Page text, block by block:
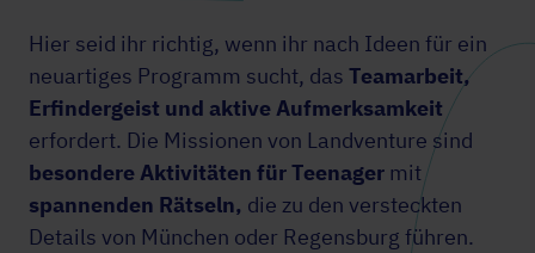
Hier seid ihr richtig, wenn ihr nach Ideen für ein
neuartiges Programm sucht, das Teamarbeit,
Erfindergeist und aktive Aufmerksamkeit
erfordert. Die Missionen von Landventure sind
besondere Aktivitäten für Teenager mit
spannenden Rätseln, die zu den versteckten
Details von München oder Regensburg führen.